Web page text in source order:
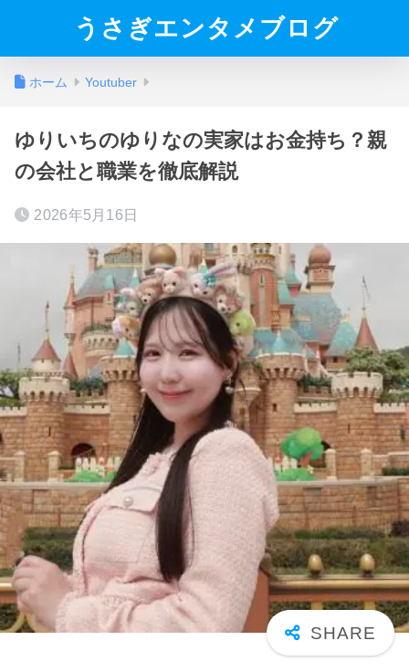
うさぎエンタメブログ
ホーム Youtuber
ゆりいちのゆりなの実家はお金持ち？親
の会社と職業を徹底解説
2026年5月16日